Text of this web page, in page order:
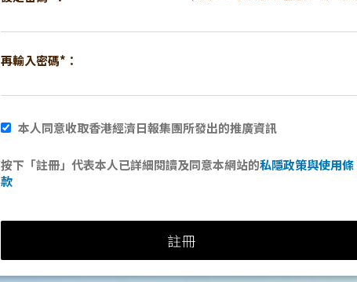
再輸入密碼*：
本人同意收取香港經濟日報集團所發出的推廣資訊
按下「註冊」代表本人已詳細閱讀及同意本網站的私隱政策與使用條
款
註冊